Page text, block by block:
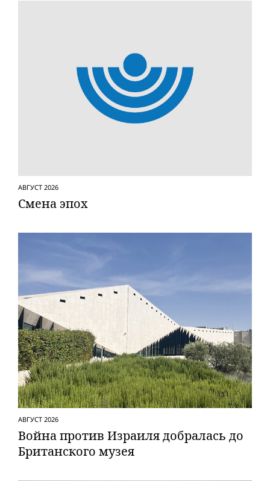
АВГУСТ 2026
Смена эпох
АВГУСТ 2026
Вой­на против Израиля добралась до
Британского музея